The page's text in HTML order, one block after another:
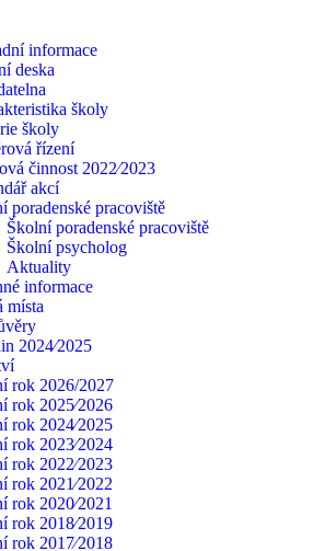
informace
deska
školy
školy
řízení
činnost 2022⁄2023
akcí
poradenské pracoviště
Školní poradenské pracoviště
Školní psycholog
Aktuality
informace
místa
2024⁄2025
rok 2026/2027
rok 2025⁄2026
rok 2024⁄2025
rok 2023⁄2024
rok 2022⁄2023
rok 2021⁄2022
rok 2020⁄2021
rok 2018⁄2019
rok 2017⁄2018